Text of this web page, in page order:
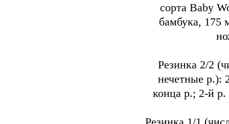
сорта Baby
бамбука,
Резинка 2/2
нечетные р.):
конца р.; 2-й р.